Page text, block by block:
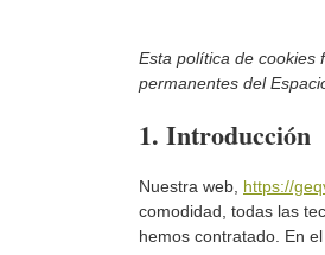
Esta política de cookies
permanentes del
1. Introducción
Nuestra web, https://
comodidad, todas las
hemos contratado. En